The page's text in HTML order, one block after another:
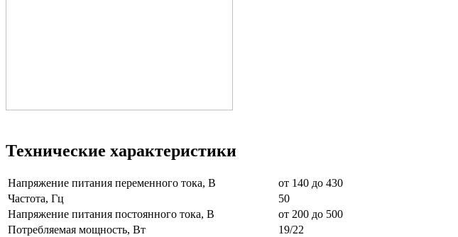
Технические характеристики
Напряжение питания переменного тока, В
от 140 до 430
Частота, Гц
50
Напряжение питания постоянного тока, В
от 200 до 500
Потребляемая мощность, Вт
19/22